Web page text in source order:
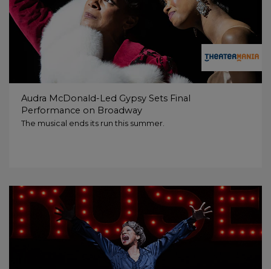
Audra McDonald-Led Gypsy Sets Final
Performance on Broadway
The musical ends its run this summer.